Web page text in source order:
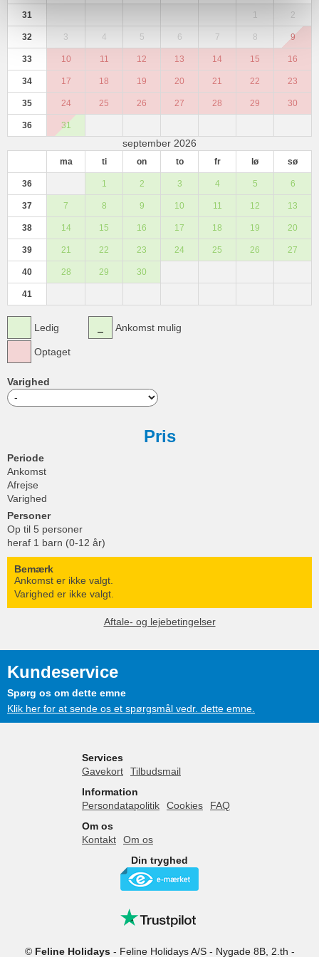
31 1 2
32 3 4 5 6 7 8 9
33 10 11 12 13 14 15 16
34 17 18 19 20 21 22 23
35 24 25 26 27 28 29 30
36 31
september 2026
ma ti on to fr lø sø
36 1 2 3 4 5 6
37 7 8 9 10 11 12 13
38 14 15 16 17 18 19 20
39 21 22 23 24 25 26 27
40 28 29 30
41
Ledig
Optaget
Ankomst mulig
Varighed
Pris
Periode
Ankomst
Afrejse
Varighed
Personer
Op til 5 personer
heraf 1 barn (0-12 år)
Bemærk
Ankomst er ikke valgt.
Varighed er ikke valgt.
Aftale- og lejebetingelser
Kundeservice
Spørg os om dette emne
Klik her for at sende os et spørgsmål vedr. dette emne.
Services
Gavekort
Tilbudsmail
Information
Persondatapolitik
Cookies
FAQ
Om os
Kontakt
Om os
Din tryghed
© Feline Holidays- Feline Holidays A/S- Nygade 8B, 2.th -